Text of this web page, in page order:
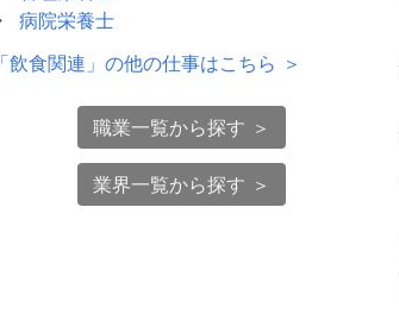
病院栄養士
「飲食関連 」の他の仕事はこちら ＞
職業一覧から探す ＞
業界一覧から探す ＞